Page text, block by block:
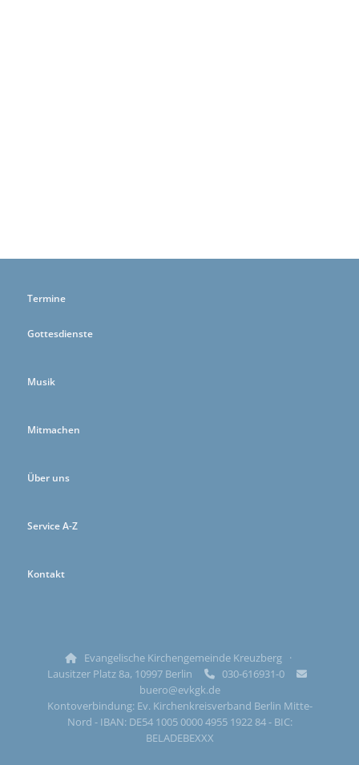
Termine
Gottesdienste
Musik
Mitmachen
Über uns
Service A-Z
Kontakt

Evangelische Kirchengemeinde Kreuzberg ·
Lausitzer Platz 8a, 10997 Berlin
 030-616931-0 
buero@evkgk.de
Kontoverbindung: Ev. Kirchenkreisverband Berlin Mitte-
Nord - IBAN: DE54 1005 0000 4955 1922 84 - BIC:
BELADEBEXXX